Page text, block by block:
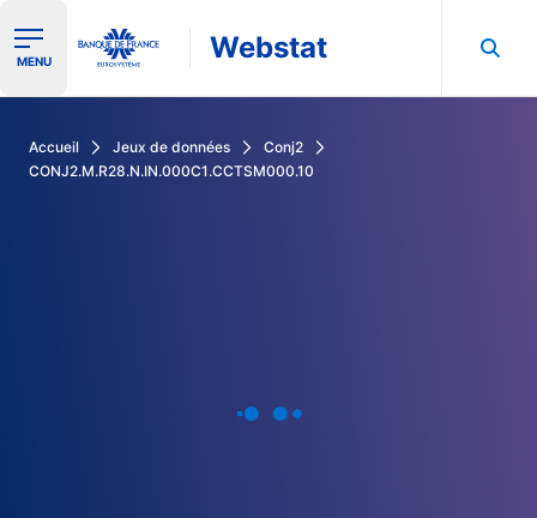
Ouvrir le menu de navigation
MENU Webstat
Accueil Jeux de données
Conj2
CONJ2.M.R28.N.IN.000C1.CCTSM000.10